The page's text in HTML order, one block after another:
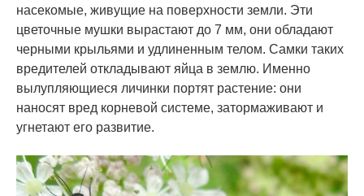
насекомые, живущие на поверхности земли. Эти
цветочные мушки вырастают до 7 мм, они обладают
черными крыльями и удлиненным телом. Самки таких
вредителей откладывают яйца в землю. Именно
вылупляющиеся личинки портят растение: они
наносят вред корневой системе, затормаживают и
угнетают его развитие.